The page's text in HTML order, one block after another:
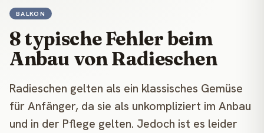
BALKON
8 typische Fehler beim
Anbau von Radieschen
Radieschen gelten als ein klassisches Gemüse
für Anfänger, da sie als unkompliziert im Anbau
und in der Pflege gelten. Jedoch ist es leider